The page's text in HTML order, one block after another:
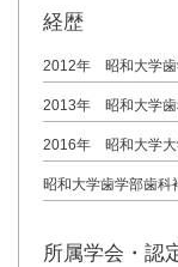
経歴
2012年 昭和大学歯
2013年 昭和大学歯
2016年 昭和大学大
昭和大学歯学部歯科
所属学会・認